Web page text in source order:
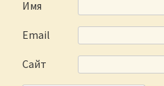
Имя
Email
Сайт